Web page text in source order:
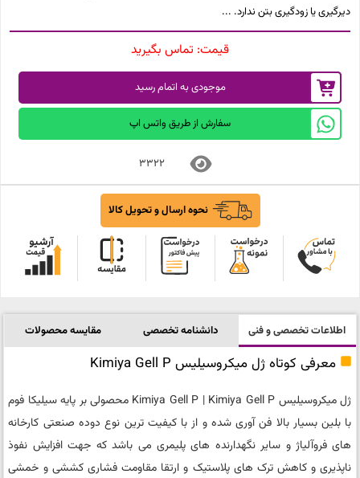
دیرگیری یا زودگیری بتن ندارد.
قیمت: تماس بگیرید
موجودی به اتمام رسید
سفارش از طریق واتس اپ
3322
نحوه ارسال و تحویل کالا
اطلاعات تخصصی و فنی دانشنامه تخصصی مقایسه محصولات
معرفی کوتاه ژل میکروسیلیس Kimiya Gell P
ژل میکروسیلیس Kimiya Gell P | Kimiya Gell P محصولی بر پایه سیلیکا فوم
با بلین بسیار بالا فن آوری شده و از با کیفیت ترین نوع دوده صنعتی کارخانه
های فروآلیاژ و سایر نگهدارنده های پلیمری می باشد که جهت افزایش نفوذ
ناپذیری و کاهش ترک های پلاستیک و ارتقا مقاومت فشاری کششی و خمشی